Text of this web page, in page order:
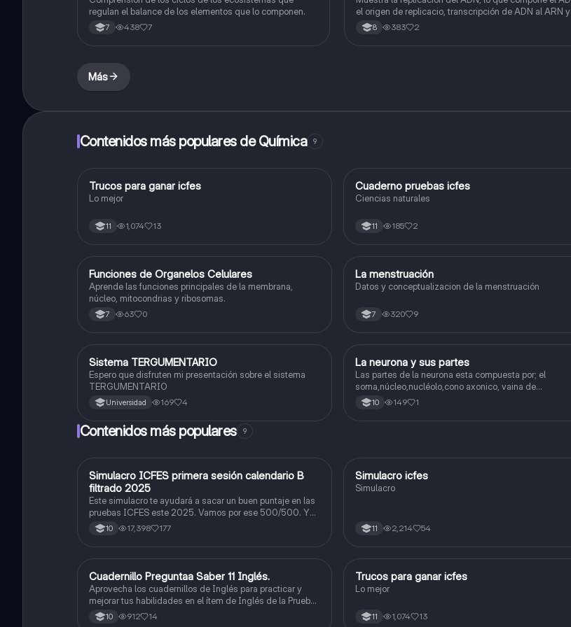
regulan el balance de los elementos que lo componen.
7 438 7
el origen de replicacio, transcripción de ADN al ARN y
traducción de ARN a proteína.
8 383 2
Más
Contenidos más populares de Química 9
Química
Trucos para ganar icfes
Lo mejor
11 1,074 13
Biologia
Cuaderno pruebas icfes
Ciencias naturales
11 185 2
FBiologia
Funciones de Organelos Celulares
Aprende las funciones principales de la membrana,
núcleo, mitocondrias y ribosomas.
7 63 0
Biologia
La menstruación
Datos y conceptualizacion de la menstruación
7 320 9
Biologia
Sistema TERGUMENTARIO
Espero que disfruten mi presentación sobre el sistema
TERGUMENTARIO
Universidad 169 4
Biologia
La neurona y sus partes
Las partes de la neurona esta compuesta por; el
soma,núcleo,nucléolo,cono axonico, vaina de
mielina,celula schwan,núcleo de schwann,nódulo de
Ranvier,terminal axonico Arborizacion terminal, botón
10 149 1
Contenidos más populares 9
ICFES: Matemáticas
Simulacro ICFES primera sesión calendario B
filtrado 2025
Este simulacro te ayudará a sacar un buen puntaje en las
pruebas ICFES este 2025. Vamos por ese 500/500. Y
poder ser admitido en la universidad que quieras,
estudiar la carrera que quieres y no la que te toque.
10 17,398 177
ICFES: Lectura Crítica
Simulacro icfes
Simulacro
11 2,214 54
ICFES: Inglés
Cuadernillo Preguntaa Saber 11 Inglés.
Aprovecha los cuadernillos de Inglés para practicar y
mejorar tus habilidades en el ítem de Inglés de la Prueba
Saber 11. 🫡
10 912 14
Química
Trucos para ganar icfes
Lo mejor
11 1,074 13